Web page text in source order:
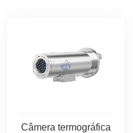
Câmera termográfica